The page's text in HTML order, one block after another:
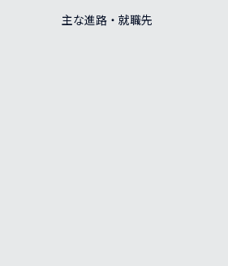
主な進路・就職先